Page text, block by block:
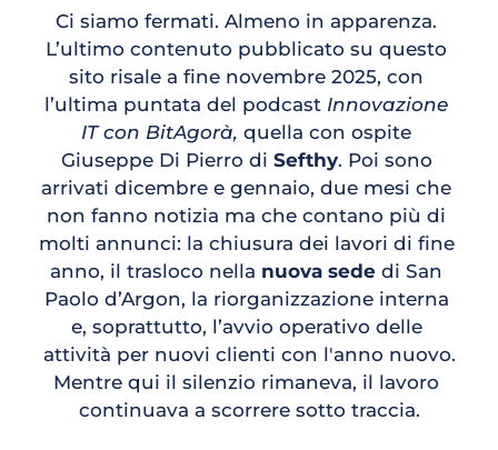
Ci siamo fermati. Almeno in apparenza.
L’ultimo contenuto pubblicato su questo
sito risale a fine novembre 2025, con
l’ultima puntata del podcast Innovazione
IT con BitAgorà, quella con ospite
Giuseppe Di Pierro di Sefthy. Poi sono
arrivati dicembre e gennaio, due mesi che
non fanno notizia ma che contano più di
molti annunci: la chiusura dei lavori di fine
anno, il trasloco nella nuova sede di San
Paolo d’Argon, la riorganizzazione interna
e, soprattutto, l’avvio operativo delle
attività per nuovi clienti con l'anno nuovo.
Mentre qui il silenzio rimaneva, il lavoro
continuava a scorrere sotto traccia.